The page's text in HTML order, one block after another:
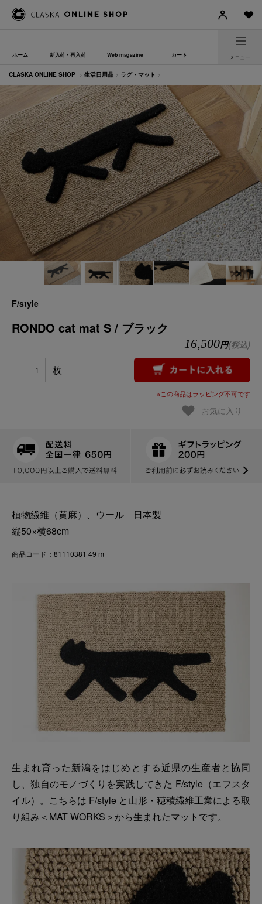
ホーム 新入荷・再入荷 Web magazine カート メニュー
CLASKA ONLINE SHOP > 生活日用品 > ラグ・マット >
F/style
RONDO cat mat S / ブラック
16,500円(税込)
枚
※この商品はラッピング不可です
お気に入り
植物繊維（黄麻）、ウール 日本製
縦50×横68cm
商品コード：81110381 49 m
生まれ育った新潟をはじめとする近県の生産者と協同
し、独自のモノづくりを実践してきた F/style（エフスタ
イル）。こちらは F/style と山形・穂積繊維工業による取
り組み＜MAT WORKS＞から生まれたマットです。